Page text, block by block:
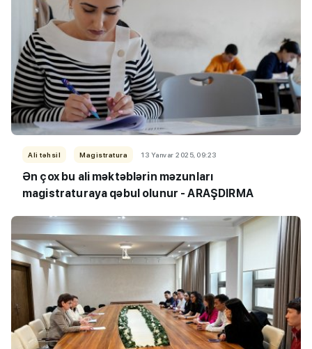
Ali təhsil Magistratura 13 Yanvar 2025, 09:23
Ən çox bu ali məktəblərin məzunları
magistraturaya qəbul olunur - ARAŞDIRMA